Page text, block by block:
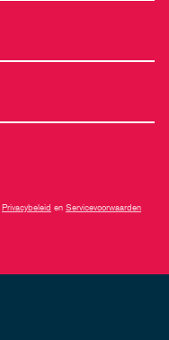
Privacybeleid en Servicevoorwaarden